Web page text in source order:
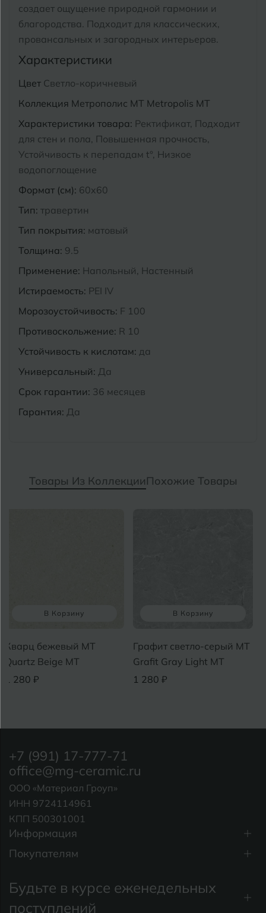
создает ощущение природной гармонии и
благородства. Подходит для классических,
провансальных и загородных интерьеров.
Характеристики
Цвет Светло-коричневый
Коллекция Метрополис MT Metropolis MT
Характеристики товара: Ректификат, Подходит
для стен и пола, Повышенная прочность,
Устойчивость к перепадам t°, Низкое
водопоглощение
Формат (см): 60x60
Тип: травертин
Тип покрытия: матовый
Толщина: 9.5
Применение: Напольный, Настенный
Истираемость: PEI IV
Морозоустойчивость: F 100
Противоскольжение: R 10
Устойчивость к кислотам: да
Универсальный: Да
Срок гарантии: 36 месяцев
Гарантия: Да
Товары Из КоллекцииПохожие Товары
В Корзину
Кварц бежевый MT
Quartz Beige MT
1 280 ₽
В Корзину
Графит светло-серый MT
Grafit Gray Light МТ
1 280 ₽
Информация
Покупателям
+7 (991) 17-777-71
office@mg-ceramic.ru
ООО «Материал Гроуп»
ИНН 9724114961
КПП 500301001
Будьте в курсе еженедельных
поступлений
Ковров
Кострома
Котлас
Краснодар
Курган
Курганинск
Магнитогорск
Майкоп
У Улан-Удэ
Ульяновск
Х Химки
Ч Чебоксары